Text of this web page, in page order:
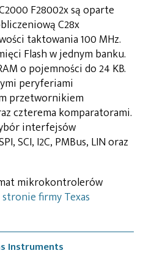
F28002x są oparte
C28x
taktowania 100 MHz.
Flash w jednym banku.
o pojemności do 24 KB.
peryferiami
przetwornikiem
czterema komparatorami.
interfejsów
SCI, I2C, PMBus, LIN oraz
mikrokontrolerów
stronie firmy Texas
Instruments